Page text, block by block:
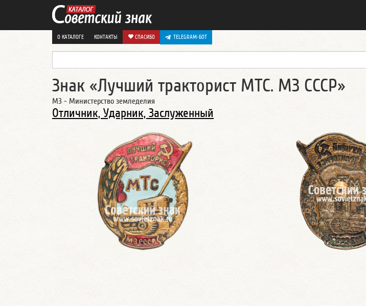
О КАТАЛОГЕ КОНТАКТЫ СПАСИБО TELEGRAM-БОТ
Знак «Лучший тракторист МТС. МЗ СССР»
МЗ - Министерство земледелия
Отличник, Ударник, Заслуженный